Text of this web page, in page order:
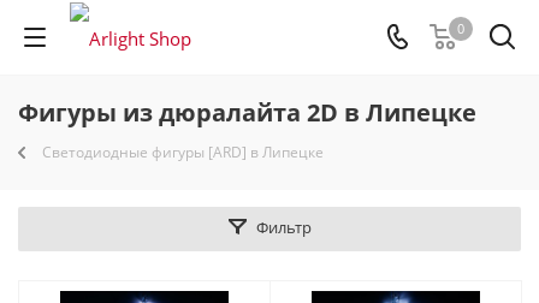
0
Фигуры из дюралайта 2D в Липецке
Светодиодные фигуры [ARD] в Липецке
Фильтр